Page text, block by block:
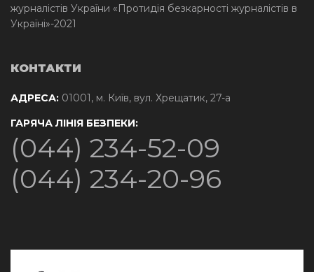
журналістів України «Протидія безкарності журналістів в
Україні»-2021
КОНТАКТИ
АДРЕСА: 01001, м. Київ, вул. Хрещатик, 27-а
ГАРЯЧА ЛІНІЯ БЕЗПЕКИ:
(044) 234-52-09
(044) 234-20-96